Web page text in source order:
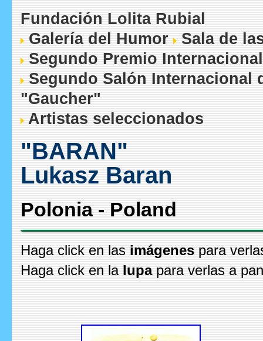
Fundación Lolita Rubial
Galería del Humor
Sala de
Segundo Premio
Segundo Salón Internacional
"Gaucher"
Artistas seleccionados
"BARAN"
Lukasz Baran
Polonia - Poland
Haga click en las imágenes para
Haga click en la lupapara verlas a